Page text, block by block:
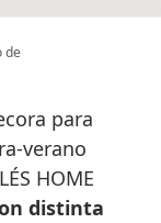
de
verano
HOME
distinta